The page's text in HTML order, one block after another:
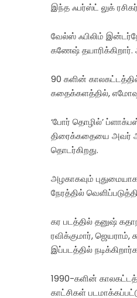
இந்த ஃபர்ஸ்ட் லுக்
வேல்ஸ் ஃபிலிம்
கணேஷ்
90 களின்
கதைக்களத்தில்,
‘போர் தொழில்’
திரைக்கதையை அவர்
தொடர்கிறது.
அழகாகவும்
நேரத்தில்
கர படத்தில் தனுஷ்
ரவிக்குமார்,
இப்படத்தில்
1990-களின்
காட்சிகள்